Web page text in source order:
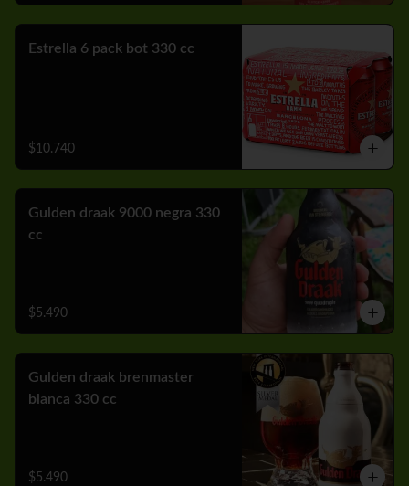
Estrella 6 pack bot 330 cc
$10.740
Gulden draak 9000 negra 330
cc
$5.490
Gulden draak brenmaster
blanca 330 cc
$5.490